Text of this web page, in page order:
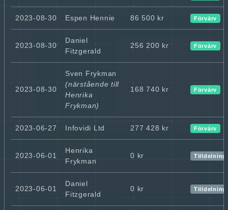
2023-08-30 Espen Hennie 86 500 kr Förvärv
2023-08-30
Daniel
Fitzgerald
256 200 kr Förvärv
2023-08-30
Sven Frykman
(närstående till
Henrika
Frykman)
168 740 kr Förvärv
2023-06-27 Infovidi Ltd 277 428 kr Förvärv
2023-06-01
Henrika
Frykman
0 kr Tilldelning
2023-06-01
Daniel
Fitzgerald
0 kr Tilldelning